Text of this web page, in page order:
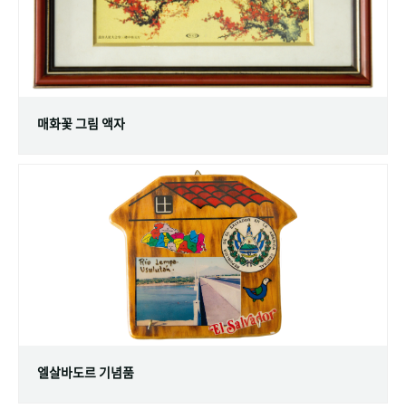
매화꽃 그림 액자
엘살바도르 기념품